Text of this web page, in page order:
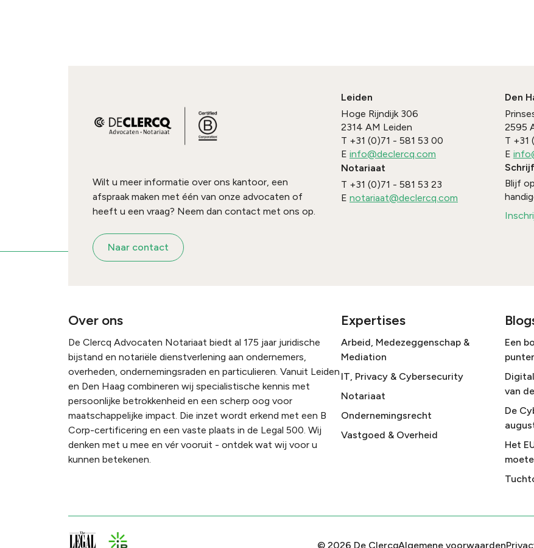
Wilt u meer informatie over ons kantoor, een
afspraak maken met één van onze advocaten of
heeft u een vraag? Neem dan contact met ons op.
Naar contact
Leiden
Hoge Rijndijk 306
2314 AM Leiden
T +31 (0)71 - 581 53 00
E info@declercq.com
Notariaat
T +31 (0)71 - 581 53 23
E notariaat@declercq.com
Den
2595
T +31
E
Blijf
Over ons
De Clercq Advocaten Notariaat biedt al 175 jaar juridische
bijstand en notariële dienstverlening aan ondernemers,
overheden, ondernemingsraden en particulieren. Vanuit Leiden
en Den Haag combineren wij specialistische kennis met
persoonlijke betrokkenheid en een scherp oog voor
maatschappelijke impact. Die inzet wordt erkend met een B
Corp-certificering en een vaste plaats in de Legal 500. Wij
denken met u mee en vér vooruit - ontdek wat wij voor u
kunnen betekenen.
Expertises
Arbeid, Medezeggenschap &
Mediation
IT, Privacy & Cybersecurity
Notariaat
Ondernemingsrecht
Vastgoed & Overheid
Een
van
De
Het
© 2026 De ClercqAlgemene voorwaarden